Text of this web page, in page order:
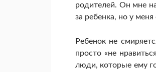
родителей. Он мне
за ребенка, но у
Ребенок не
просто «не
люди, которые ему